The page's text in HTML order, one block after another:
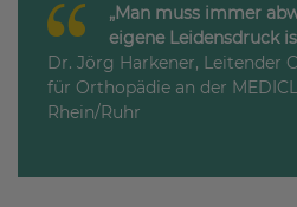
„Man muss immer
eigene Leidensdruck
Dr. Jörg Harkener, Leitender
für Orthopädie an der
Rhein/Ruhr